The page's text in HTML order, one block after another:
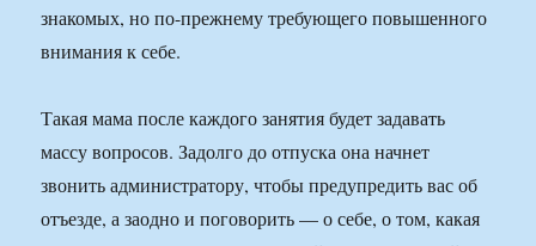
знакомых, но по-прежнему требующего повышенного
внимания к себе.
Такая мама после каждого занятия будет задавать
массу вопросов. Задолго до отпуска она начнет
звонить администратору, чтобы предупредить вас об
отъезде, а заодно и поговорить — о себе, о том, какая